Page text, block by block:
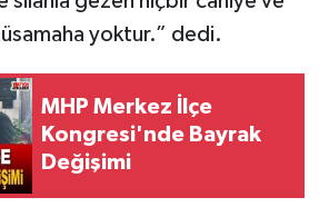
yoktur.” dedi.
MHP Merkez İlçe
Kongresi'nde Bayrak
Değişimi